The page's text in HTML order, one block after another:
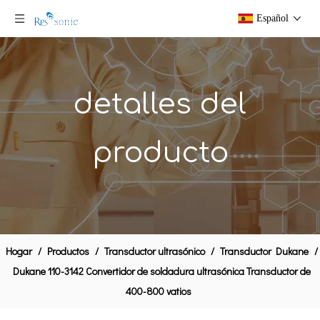
Español
detalles del
producto
Hogar / Productos / Transductor ultrasónico / Transductor Dukane /
Dukane 110-3142 Convertidor de soldadura ultrasónica Transductor de
400-800 vatios
Convertidor ultrasónico Dukane 41C28 para soldadura ultrasónica de 40 kHz